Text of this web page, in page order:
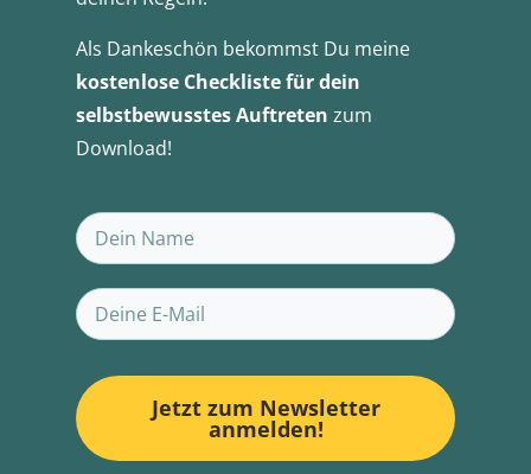
Als Dankeschön bekommst Du meine
kostenlose Checkliste für dein
selbstbewusstes Auftreten zum
Download!
Jetzt zum Newsletter
anmelden!